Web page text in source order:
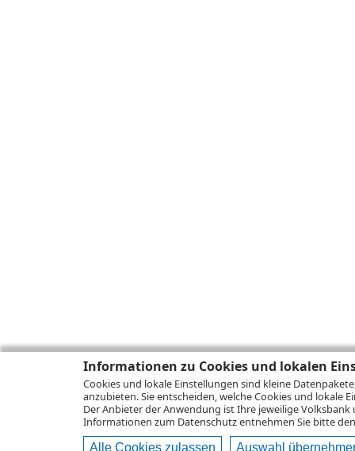
Informationen zu Cookies und lokalen
Cookies und lokale Einstellungen sind kleine
anzubieten. Sie entscheiden, welche Cookies und lokale
Der Anbieter der Anwendung ist Ihre jeweilige Volksbank
Informationen zum Datenschutzentnehmen Sie bitte
Alle Cookies zulassen Auswahl